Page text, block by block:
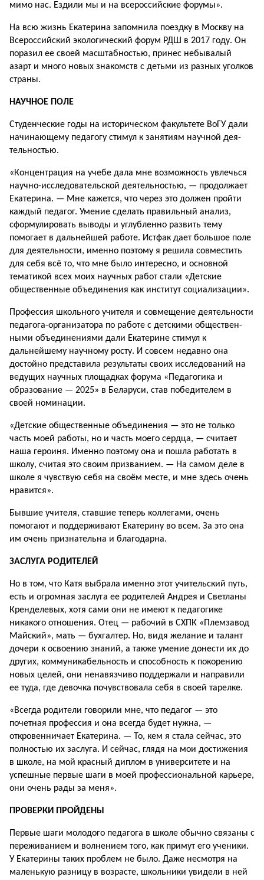
мимо нас. Ездили мы и на всероссий­ские форумы».
На всю жизнь Екатерина запомнила поездку в Москву на
Всероссийский экологический форум РДШ в 2017 году. Он
поразил ее своей масштабностью, принес небывалый
азарт и много новых знакомств с детьми из разных уголков
страны.
НАУЧНОЕ ПОЛЕ
Студенческие годы на историческом факультете ВоГУ дали
начинающему пе­дагогу стимул к занятиям научной дея­
тельностью.
«Концентрация на учебе дала мне воз­можность увлечься
научно-исследова­тельской деятельностью, — продолжает
Екатерина. — Мне кажется, что через это должен пройти
каждый педагог. Умение сделать правильный анализ,
сформули­ровать выводы и углубленно развить тему
помогает в дальнейшей работе. Истфак дает большое поле
для деятельности, именно поэтому я решила совместить
для себя всё то, что мне было интересно, и основной
тематикой всех моих научных работ стали «Детские
общественные объ­единения как институт социализации».
Профессия школьного учителя и совме­щение деятельности
педагога-организа­тора по работе с детскими обществен­
ными объединениями дали Екатерине стимул к
дальнейшему научному росту. И совсем недавно она
достойно пред­ставила результаты своих исследований на
ведущих научных площадках форума «Педагогика и
образование — 2025» в Беларуси, став победителем в
своей номинации.
«Детские общественные объединения — это не только
часть моей работы, но и часть моего сердца, — считает
наша героиня. Именно поэтому она и пошла работать в
школу, считая это своим при­званием. — На самом деле в
школе я чув­ствую себя на своём месте, и мне здесь очень
нравится».
Бывшие учителя, ставшие теперь кол­легами, очень
помогают и поддерживают Екатерину во всем. За это она
им очень признательна и благодарна.
ЗАСЛУГА РОДИТЕЛЕЙ
Но в том, что Катя выбрала именно этот учительский путь,
есть и огромная заслуга ее родителей Андрея и Светланы
Кренделевых, хотя сами они не имеют к педагогике
никакого отношения. Отец — рабочий в СХПК «Племзавод
Майский», мать — бухгалтер. Но, видя желание и талант
дочери к освоению знаний, а также умение донести их до
других, коммуникабельность и способность к покорению
новых целей, они ненавяз­чиво поддержали и направили
ее туда, где девочка почувствовала себя в своей тарелке.
«Всегда родители говорили мне, что педагог — это
почетная профессия и она всегда будет нужна, —
откровенничает Екатерина. — То, кем я стала сейчас, это
полностью их заслуга. И сейчас, глядя на мои достижения
в школе, на мой красный диплом в университете и на
успешные первые шаги в моей профессиональной карьере,
они очень рады за меня».
ПРОВЕРКИ ПРОЙДЕНЫ
Первые шаги молодого педагога в шко­ле обычно связаны с
переживанием и волнением того, как примут его ученики.
У Екатерины таких проблем не было. Даже несмотря на
маленькую разницу в возрасте, школьники увидели в ней